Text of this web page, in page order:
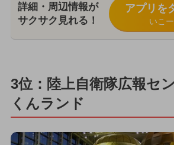
詳細・周辺情報が
サクサク見れる！
アプリを
いこ
3位：陸上自衛隊広報セ
くんランド